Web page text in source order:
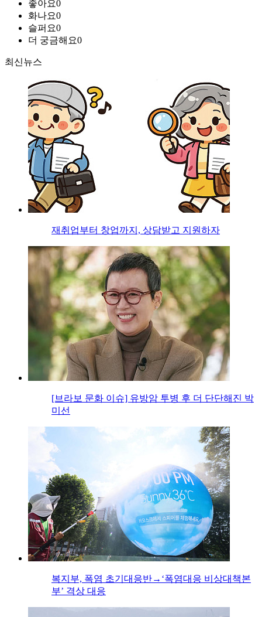
좋아요0
화나요0
슬퍼요0
더 궁금해요0
최신뉴스
재취업부터 창업까지, 상담받고 지원하자
[브라보 문화 이슈] 유방암 투병 후 더 단단해진 박
미선
복지부, 폭염 초기대응반→‘폭염대응 비상대책본
부’ 격상 대응